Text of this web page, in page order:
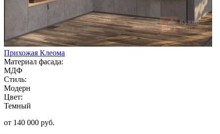
Прихожая Клеома
Материал фасада:
МДФ
Стиль:
Модерн
Цвет:
Темный
от 140 000 руб.